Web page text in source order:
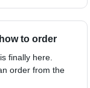
to order
finally here.
order from the